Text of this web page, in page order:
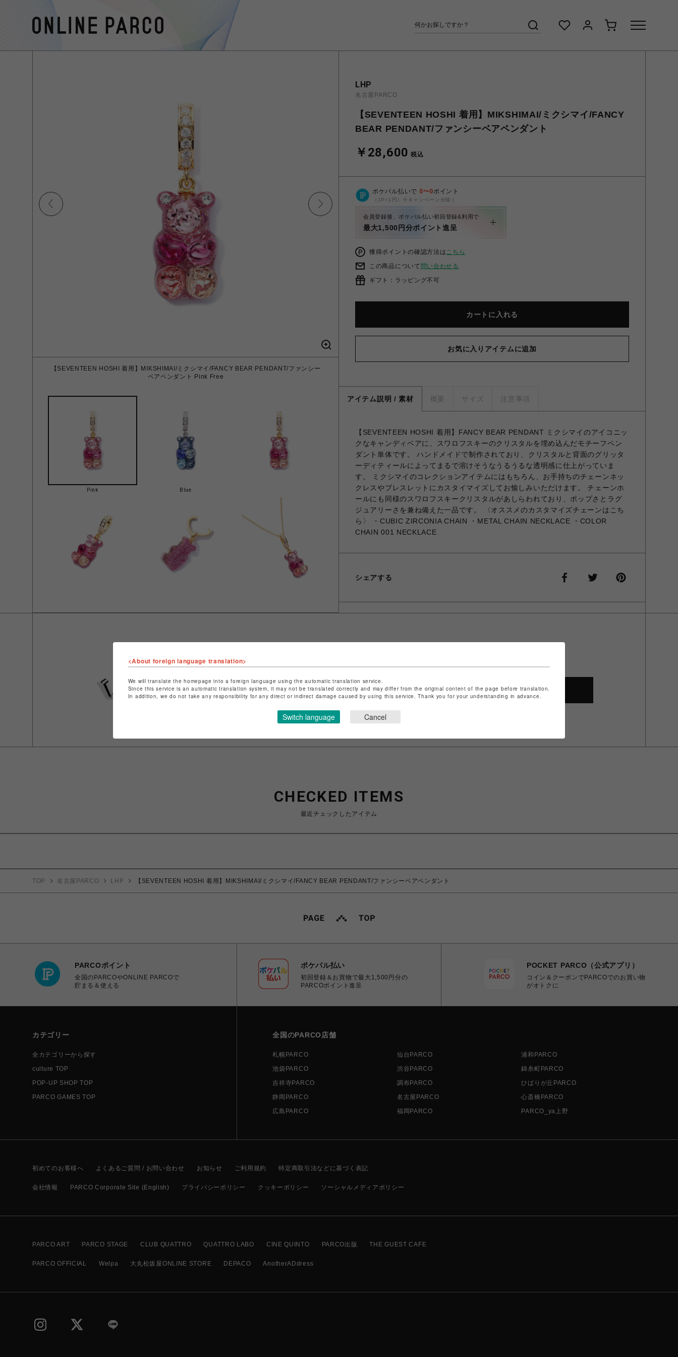
【SEVENTEEN HOSHI 着用】MIKSHIMAI/ミクシマイ/FANCY BEAR PENDANT/ファンシー
ベアペンダント Pink Free
Pink Blue
LHP
名古屋PARCO
【SEVENTEEN HOSHI 着用】MIKSHIMAI/ミクシマイ/FANCY
BEAR PENDANT/ファンシーベアペンダント
￥28,600 税込
ポケパル払いで 0〜0ポイント
（1P=1円）※キャンペーン分除く
会員登録後、ポケパル払い初回登録&利用で
最大1,500円分ポイント進呈
獲得ポイントの確認方法はこちら
この商品について 問い合わせる
ギフト：ラッピング不可
カートに入れる
お気に入りアイテムに追加
アイテム説明 / 素材 概要 サイズ 注意事項
【SEVENTEEN HOSHI 着用】FANCY BEAR PENDANT ミクシマイのアイコニッ
クなキャンディベアに、スワロフスキーのクリスタルを埋め込んだモチーフペン
ダント単体です。 ハンドメイドで制作されており、クリスタルと背面のグリッタ
ーディティールによってまるで溶けそうなうるうるな透明感に仕上がっていま
す。 ミクシマイのコレクションアイテムにはもちろん、お手持ちのチェーンネッ
クレスやブレスレットにカスタイマイズしてお愉しみいただけます。 チェーンホ
ールにも同様のスワロフスキークリスタルがあしらわれており、ポップさとラグ
ジュアリーさを兼ね備えた一品です。 〈オススメのカスタマイズチェーンはこち
ら〉 ・CUBIC ZIRCONIA CHAIN ・METAL CHAIN NECKLACE ・COLOR
CHAIN 001 NECKLACE
シェアする
ショップ名
LHP
店舗名
名古屋PARCO
特定商取引法など法令に基づく表記はこちら
ショップお問い合わせは こちら
SHOP TOP
CHECKED ITEMS
最近チェックしたアイテム
TOP 名古屋PARCO LHP 【SEVENTEEN HOSHI 着用】MIKSHIMAI/ミクシマイ/FANCY BEAR PENDANT/ファンシーベアペンダント
PARCOポイント
全国のPARCOやONLINE PARCOで
貯まる＆使える
ポケパル払い
初回登録＆お買物で最大1,500円分の
PARCOポイント進呈
POCKET PARCO（公式アプリ）
コイン＆クーポンでPARCOでのお買い物
がオトクに
カテゴリー
全カテゴリーから探す
culture TOP
POP-UP SHOP TOP
PARCO GAMES TOP
全国のPARCO店舗
札幌PARCO 仙台PARCO
浦和PARCO
池袋PARCO
渋谷PARCO
錦糸町PARCO
吉祥寺PARCO
調布PARCO
ひばりが丘PARCO
静岡PARCO
名古屋PARCO
心斎橋PARCO
広島PARCO
福岡PARCO PARCO_ya上野
初めてのお客様へ よくあるご質問 / お問い合わせ お知らせ ご利用規約 特定商取引法などに基づく表記
会社情報 PARCO Corporate Site (English) プライバシーポリシー クッキーポリシー ソーシャルメディアポリシー
PARCO ART PARCO STAGE CLUB QUATTRO QUATTRO LABO CINE QUINTO PARCO出版 THE GUEST CAFE
PARCO OFFICIAL Welpa 大丸松坂屋ONLINE STORE DEPACO AnotherADdress
<About foreign language translation>
We will translate the homepage into a foreign language using the automatic translation service.
Since this service is an automatic translation system, it may not be translated correctly and may differ from the original content of the page before translation.
In addition, we do not take any responsibility for any direct or indirect damage caused by using this service. Thank you for your understanding in advance.
Switch language Cancel